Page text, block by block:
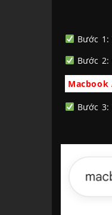
Bước 1:
Bước
Macbook
Bước